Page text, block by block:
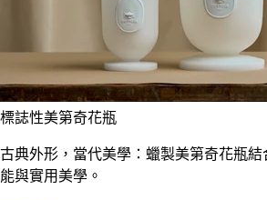
標誌性美第奇花瓶
古典外形，當代美學：蠟製美第奇花瓶
能與實用美學。